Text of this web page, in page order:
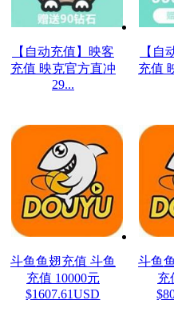
【自动充值】映客
充值 映克官方直冲
29...
【自
充值
斗鱼鱼翅充值 斗鱼
充值 10000元
$1607.61USD
斗鱼
充